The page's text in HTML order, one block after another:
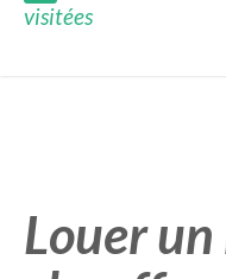
visitées
Louer un